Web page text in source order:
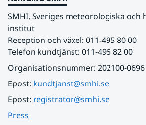
SMHI, Sveriges meteorologiska och
institut
Reception och växel: 011-495 80 00
Telefon kundtjänst: 011-495 82 00
Organisationsnummer: 202100-0696
Epost: kundtjanst@smhi.se
Epost: registrator@smhi.se
Press